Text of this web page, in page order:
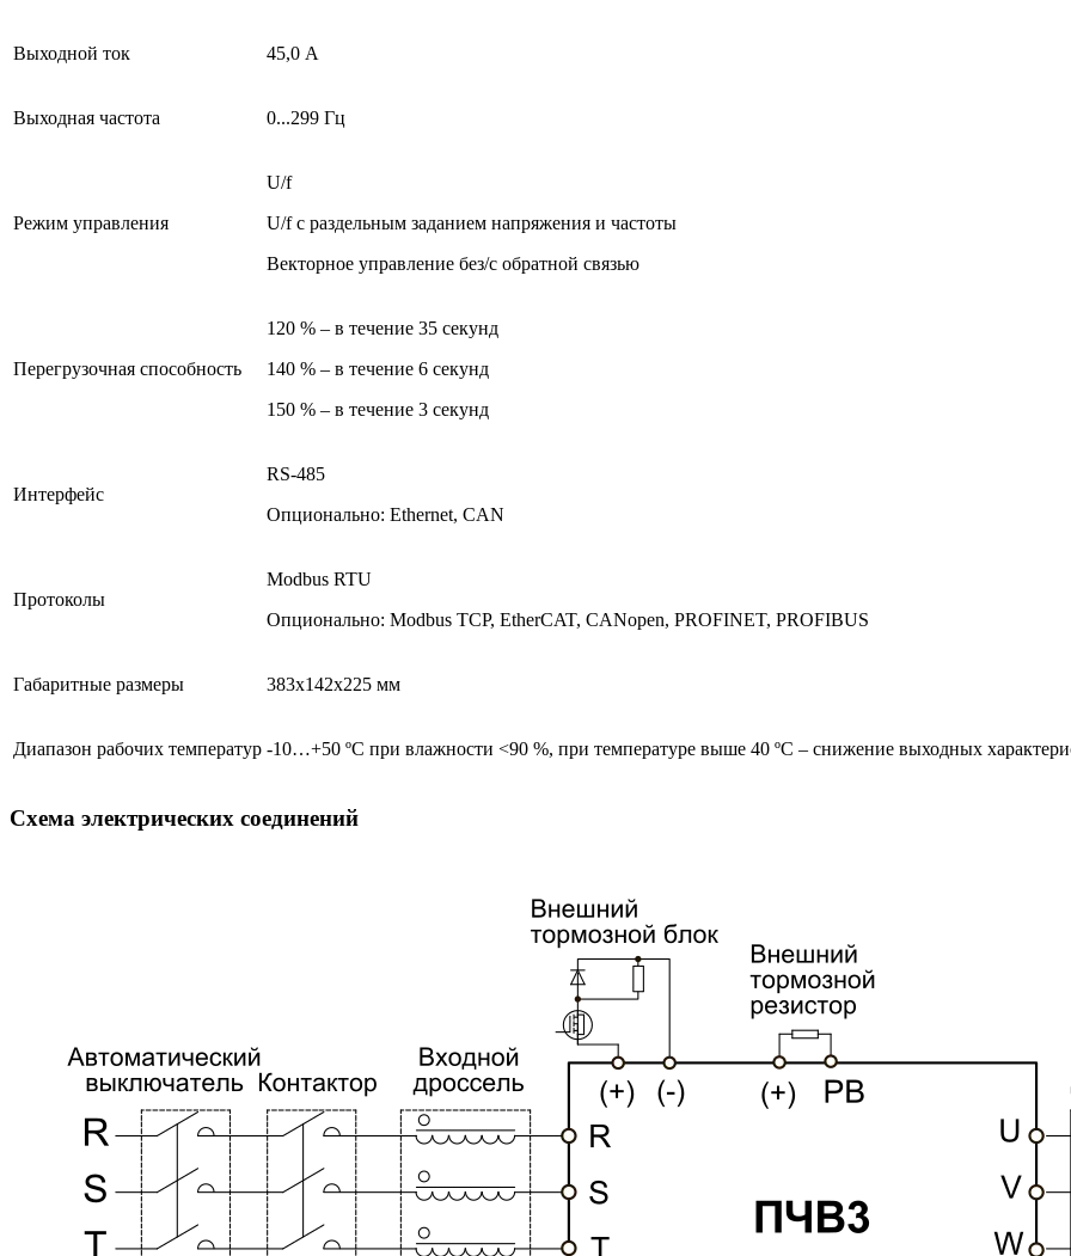
Выходной ток 45,0 А
Выходная частота 0...299 Гц
Режим управления
U/f
U/f с раздельным заданием напряжения и частоты
Векторное управление без/с обратной связью
Перегрузочная способность
120 % – в течение 35 секунд
140 % – в течение 6 секунд
150 % – в течение 3 секунд
Интерфейс
RS-485
Опционально: Ethernet, CAN
Протоколы
Modbus RTU
Опционально: Modbus TCP, EtherCAT, CANopen, PROFINET, PROFIBUS
Габаритные размеры 383х142х225 мм
Диапазон рабочих температур -10…+50 ºС при влажности <90 %, при температуре выше 40 ºС – снижение выходных
Схема электрических соединений